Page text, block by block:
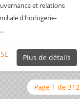
et relations
d'horlogerie-
Plus de détails
Page 1 de 312